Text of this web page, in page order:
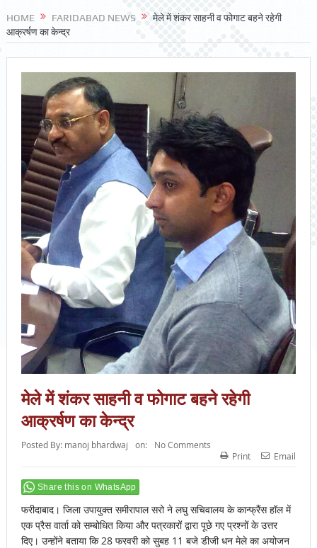
HOME FARIDABAD NEWS
मेले में शंकर साहनी व फोगाट बहने रहेगी
आक्रर्षण का केन्द्र
मेले में शंकर साहनी व फोगाट बहने रहेगी
आक्रर्षण का केन्द्र
Posted By: manoj bhardwaj on:
No Comments
Print
Email
Share this on WhatsApp
फरीदाबाद। जिला उपायुक्त समीरापाल सरो ने लघु सचिवालय के कान्फ्रैंस हॉल में
एक प्रैस वार्ता को सम्बोधित किया और पत्रकारों द्वारा पूछे गए प्रश्नों के उत्तर
दिए। उन्होंने बताया कि 28 फरवरी को सुबह 11 बजे डीजी धन मेले का अयोजन